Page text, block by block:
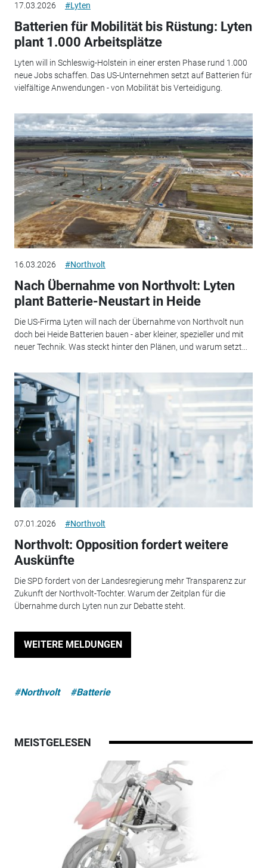
17.03.2026 #Lyten
Batterien für Mobilität bis Rüstung: Lyten
plant 1.000 Arbeitsplätze
Lyten will in Schleswig-Holstein in einer ersten Phase rund 1.000
neue Jobs schaffen. Das US-Unternehmen setzt auf Batterien für
vielfältige Anwendungen - von Mobilität bis Verteidigung.
16.03.2026 #Northvolt
Nach Übernahme von Northvolt: Lyten
plant Batterie-Neustart in Heide
Die US-Firma Lyten will nach der Übernahme von Northvolt nun
doch bei Heide Batterien bauen - aber kleiner, spezieller und mit
neuer Technik. Was steckt hinter den Plänen, und warum setzt...
07.01.2026 #Northvolt
Northvolt: Opposition fordert weitere
Auskünfte
Die SPD fordert von der Landesregierung mehr Transparenz zur
Zukunft der Northvolt-Tochter. Warum der Zeitplan für die
Übernahme durch Lyten nun zur Debatte steht.
WEITERE MELDUNGEN
#Northvolt #Batterie
MEISTGELESEN